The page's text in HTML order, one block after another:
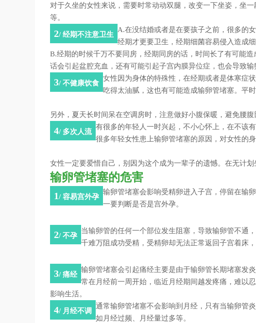
对于久坐的女性来说， 需要时常动动双腿， 改变一下坐姿， 坐一
等。
2/ 经期不注意卫生
A.在没结婚或者是在要孩子之前， 很多的
经期才更要卫生， 经期细菌容易侵入造成细
B.经期的时候千万不要同房， 经期同房的话， 时间长了有可能造
话会引起盆腔充血， 还有可能引起子宫内膜异位症， 也会导致输
3/ 不健康饮食
女性因为身体的特殊性， 在经期或者是体寒症状
吃得太油腻， 这也有可能造成输卵管堵塞。 平
另外， 夏天长时间呆在空调房时， 注意做好小腹保暖， 避免腰腹
4/ 多次人流
有很多的年轻人一时兴起， 不小心怀上， 在不该
很多年轻女性患上输卵管堵塞的原因， 对女性的
女性一定要爱惜自己， 别因为这个成为一辈子的遗憾。 在无计划
输卵管堵塞的危害
1/ 容易宫外孕
输卵管堵塞会影响受精卵进入子宫， 停留在输
一要判断是否是宫外孕。
2/ 不孕
当输卵管的任何一个部位发生阻塞， 导致输卵管不通，
千难万阻成功受精，受精卵却无法正常返回子宫着床，
3/ 痛经
输卵管堵塞会引起痛经主要是由于输卵管长期堵塞发
常在月经前一周开始， 临近月经期间越发疼痛，难以
影响生活。
4/ 月经不调
通常输卵管堵塞不会影响到月经， 只有当输卵管
如月经过频、月经量过多等。